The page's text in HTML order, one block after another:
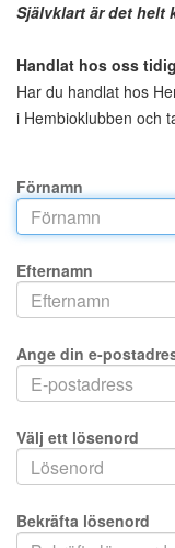
Självklart är det helt
Handlat hos oss
Har du handlat hos
i Hembioklubben och
Förnamn
Efternamn
Ange din e-
Välj ett lösenord
Bekräfta lösenord